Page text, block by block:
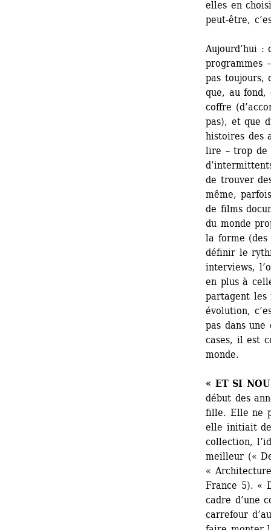
elles en
peut-être,
Aujourd’hui :
programmes
pas toujours,
que, au fond,
coffre
pas), et que
histoires des
lire – trop de
de trouver
même,
de films
du monde
la forme (des
définir le
interviews,
en plus à
partagent les
évolution,
pas dans
cases, il est
monde.
« ET SI
début des
fille. Elle ne
elle initiait
collection,
meilleur («
«
France 5). «
cadre d’une
carrefour